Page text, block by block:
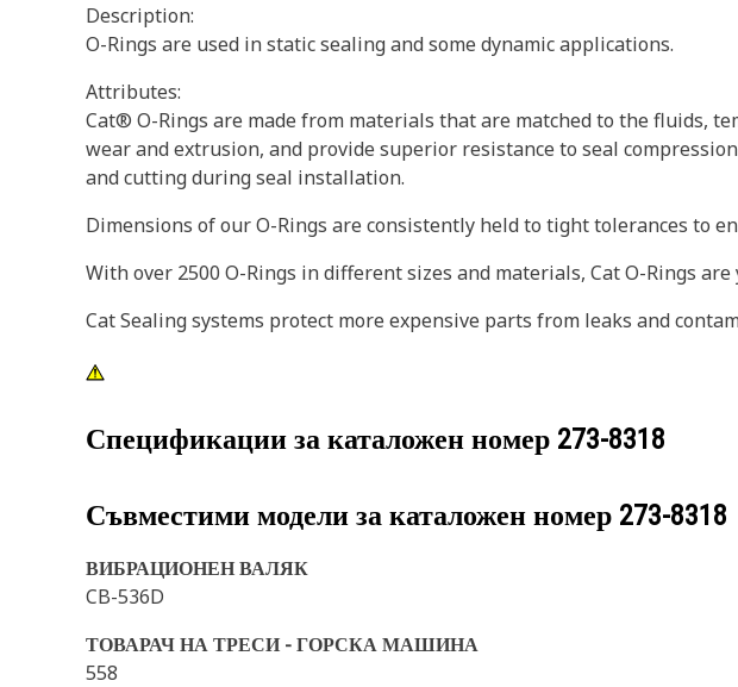
Description:
O-Rings are used in static sealing and some dynamic applications.
Attributes:
Cat® O-Rings are made from materials that are matched to the fluids,
wear and extrusion, and provide superior resistance to seal
and cutting during seal installation.
Dimensions of our O-Rings are consistently held to tight tolerances to
With over 2500 O-Rings in different sizes and materials, Cat O-Rings
Cat Sealing systems protect more expensive parts from leaks and
Спецификации за каталожен номер 273-8318
Съвместими модели за каталожен номер 273-8318
ВИБРАЦИОНЕН ВАЛЯК
CB-536D
ТОВАРАЧ НА ТРЕСИ - ГОРСКА МАШИНА
558